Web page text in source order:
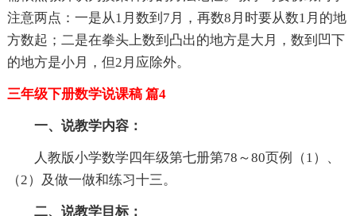
注意两点：一是从1月数到7月，再数8月时要从数1月的地
方数起；二是在拳头上数到凸出的地方是大月，数到凹下
的地方是小月，但2月应除外。
三年级下册数学说课稿 篇4
一、说教学内容：
人教版小学数学四年级第七册第78～80页例（1）、
（2）及做一做和练习十三。
二、说教学目标：